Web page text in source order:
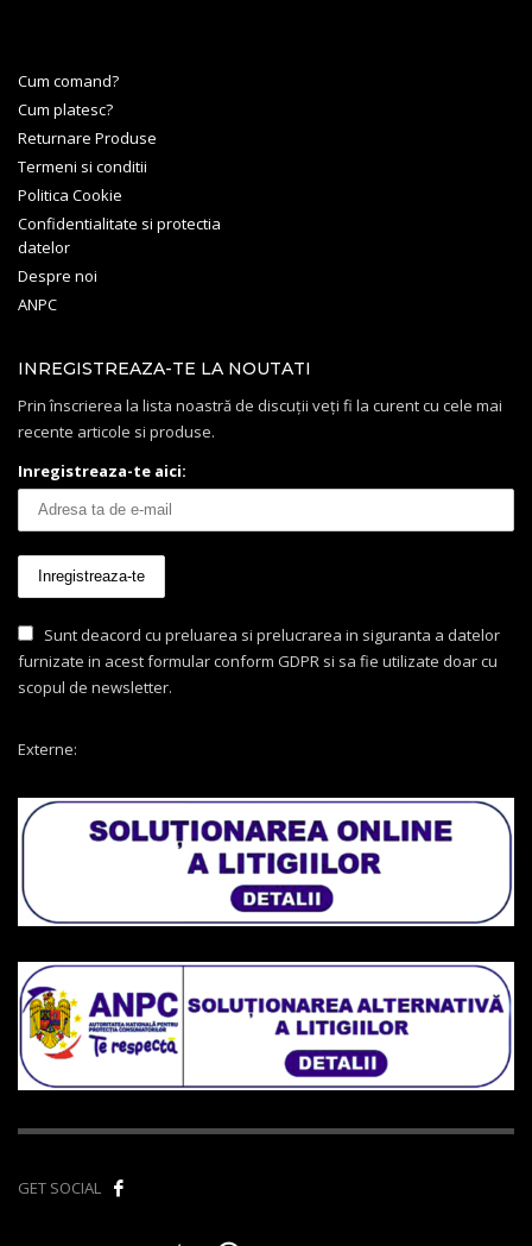
Cum comand?
Cum platesc?
Returnare Produse
Termeni si conditii
Politica Cookie
Confidentialitate si protectia
datelor
Despre noi
ANPC
INREGISTREAZA-TE LA NOUTATI
Prin înscrierea la lista noastră de discuții veți fi la curent cu cele mai
recente articole si produse.
Inregistreaza-te aici:
Sunt deacord cu preluarea si prelucrarea in siguranta a datelor
furnizate in acest formular conform GDPR si sa fie utilizate doar cu
scopul de newsletter.
Externe:
GET SOCIAL